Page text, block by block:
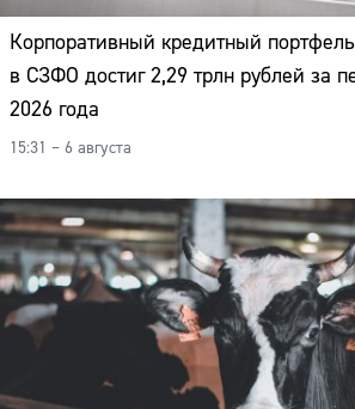
Корпоративный кредитный
в СЗФО достиг 2,29 трлн рублей за
2026 года
15:31 – 6 августа